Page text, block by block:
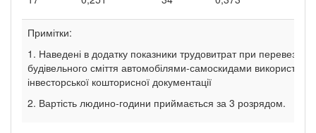
Примітки:
1. Наведені в додатку показники трудовитрат при
будівельного сміття автомобілями-самоскидами
інвесторської кошторисної документації
2. Вартість людино-години приймається за 3 розрядом.